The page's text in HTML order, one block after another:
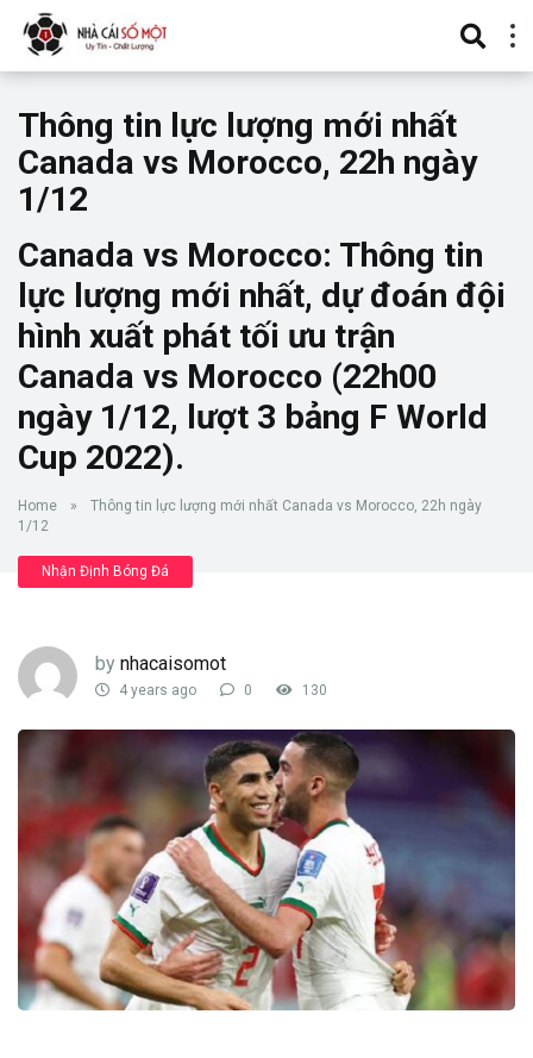
Thông tin lực lượng mới nhất
Canada vs Morocco, 22h ngày
1/12
Canada vs Morocco: Thông tin
lực lượng mới nhất, dự đoán đội
hình xuất phát tối ưu trận
Canada vs Morocco (22h00
ngày 1/12, lượt 3 bảng F World
Cup 2022).
Home »
Thông tin lực lượng mới nhất Canada vs Morocco, 22h ngày
1/12
Nhận Định Bóng Đá
by nhacaisomot
4 years ago 0 130